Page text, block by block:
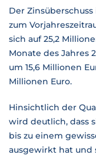
Der
zum
sich auf 25,2
Monate des Jahres
um 15,6 Millionen
Millionen Euro.
Hinsichtlich der
wird deutlich, dass
bis zu einem
ausgewirkt hat und